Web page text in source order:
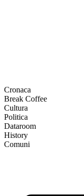
Cronaca
Break Coffee
Cultura
Politica
Dataroom
History
Comuni